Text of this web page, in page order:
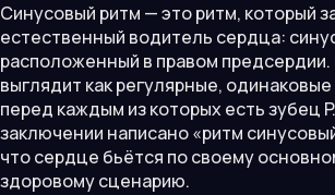
Синусовый ритм — это ритм, который
естественный водитель сердца:
расположенный в правом предсердии.
выглядит как регулярные,
перед каждым из которых есть зубец
заключении написано «ритм
что сердце бьётся по своему
здоровому сценарию.